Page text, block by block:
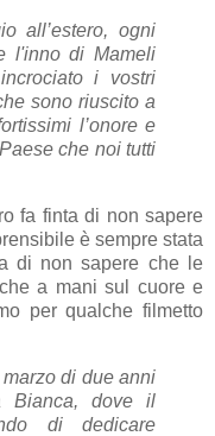
all’estero, ogni
l'inno di Mameli
i vostri
sono riuscito a
l’onore e
che noi tutti
fa finta di non sapere
è sempre stata
di non sapere che le
a mani sul cuore e
per qualche filmetto
di due anni
Bianca, dove il
di dedicare